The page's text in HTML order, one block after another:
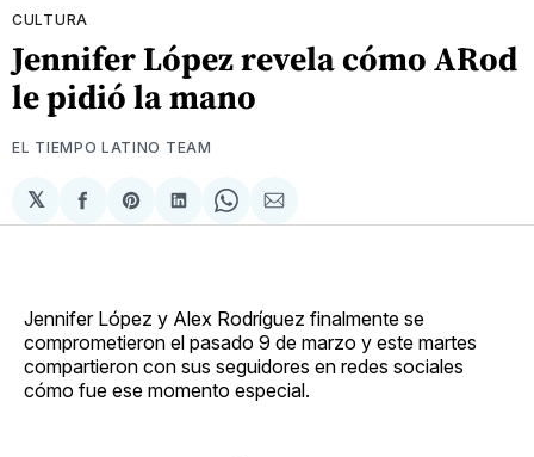
CULTURA
Jennifer López revela cómo ARod
le pidió la mano
EL TIEMPO LATINO TEAM
𝕏
Compartir
en
Share
on
Compartir
en
Share
on
Compartir
via
Jennifer López y Alex Rodríguez finalmente se
comprometieron el pasado 9 de marzo y este martes
compartieron con sus seguidores en redes sociales
cómo fue ese momento especial.